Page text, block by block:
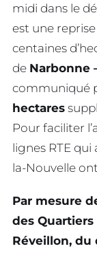
midi dans le
est une
centaines
de Narbonne
communiqué
hectares
Pour faciliter
lignes RTE
la-Nouvelle
Par mesure
des
Réveillon, du